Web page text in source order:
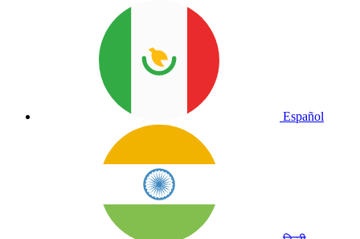
Español